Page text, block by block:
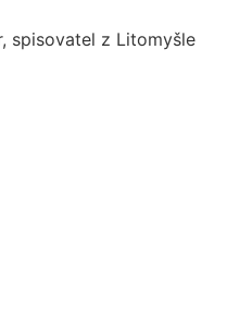
spisovatel z Litomyšle